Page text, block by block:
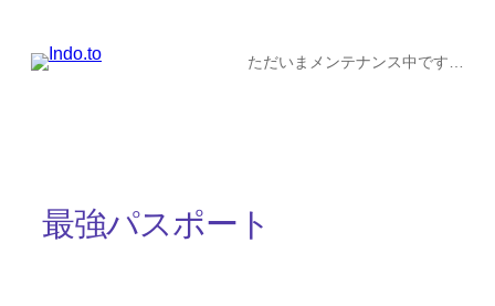
ただいまメンテナンス中です…
最強パスポート